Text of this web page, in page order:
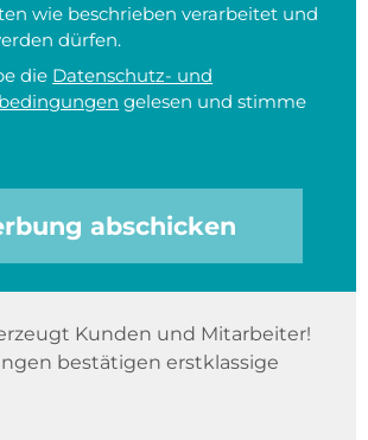
wie beschrieben verarbeitet und
dürfen.
die Datenschutz- und
gelesen und stimme
abschicken
Kunden und Mitarbeiter!
bestätigen erstklassige